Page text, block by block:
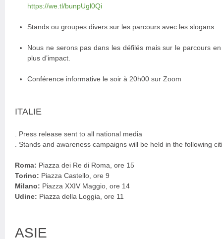
https://we.tl/bunpUgl0Qi
Stands ou groupes divers sur les parcours avec les slogans
Nous ne serons pas dans les défilés mais sur le parcours
plus d’impact.
Conférence informative le soir à 20h00 sur Zoom
ITALIE
. Press release sent to all national media
. Stands and awareness campaigns will be held in the following
Roma: Piazza dei Re di Roma, ore 15
Torino: Piazza Castello, ore 9
Milano: Piazza XXIV Maggio, ore 14
Udine: Piazza della Loggia, ore 11
ASIE